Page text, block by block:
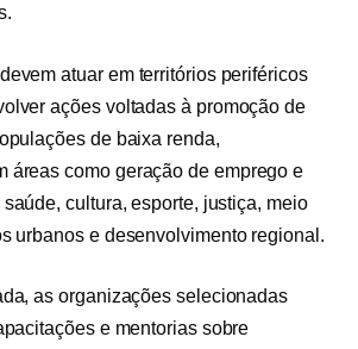
atuar em territórios periféricos
ações voltadas à promoção de
de baixa renda,
áreas como geração de emprego e
cultura, esporte, justiça, meio
urbanos e desenvolvimento regional.
as organizações selecionadas
e mentorias sobre